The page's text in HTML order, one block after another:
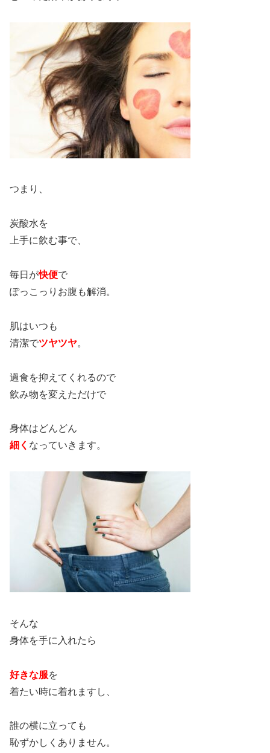
つまり、
炭酸水を
上手に飲む事で、
毎日が快便で
ぽっこっりお腹も解消。
肌はいつも
清潔でツヤツヤ。
過食を抑えてくれるので
飲み物を変えただけで
身体はどんどん
細く なっていきます。
そんな
身体を手に入れたら
好きな服を
着たい時に着れますし、
誰の横に立っても
恥ずかしくありません。